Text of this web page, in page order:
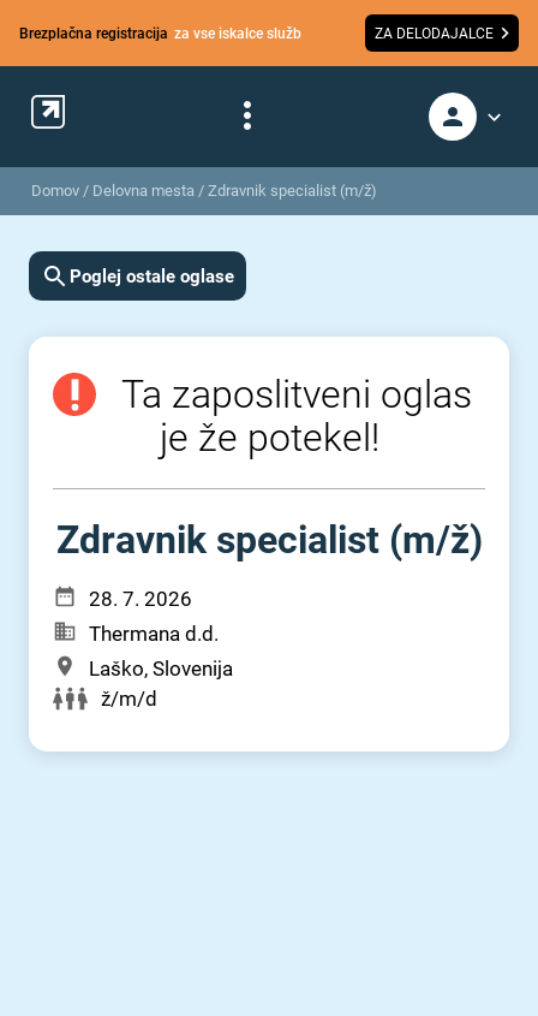
Brezplačna registracija za vse iskalce služb ZA DELODAJALCE
Domov / Delovna mesta / Zdravnik specialist (m/ž)
Poglej ostale oglase
Ta zaposlitveni oglas
je že potekel!
Zdravnik specialist (m⁠/⁠ž)
28. 7. 2026
Thermana d.d.
Laško, Slovenija
ž/m/d